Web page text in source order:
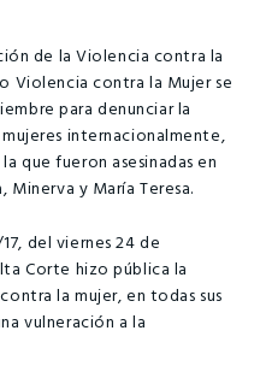
de la Violencia contra la
Violencia contra la Mujer se
para denunciar la
internacionalmente,
que fueron asesinadas en
Minerva y María Teresa.
del viernes 24 de
Corte hizo pública la
la mujer, en todas sus
vulneración a la